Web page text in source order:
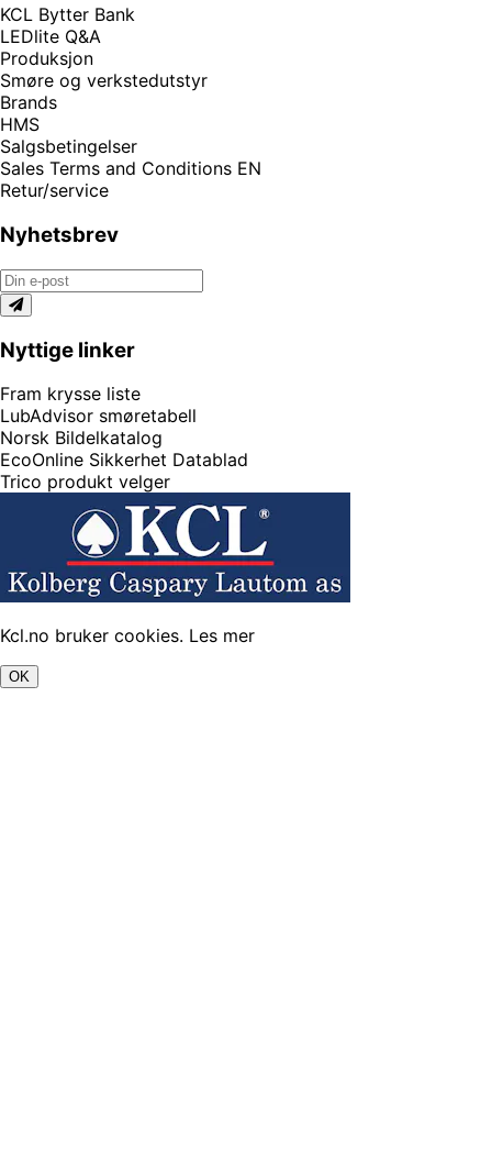
KCL Bytter Bank
LEDlite Q&A
Produksjon
Smøre og verkstedutstyr
Brands
HMS
Salgsbetingelser
Sales Terms and Conditions EN
Retur/service
Nyhetsbrev
Nyttige linker
Fram krysse liste
LubAdvisor smøretabell
Norsk Bildelkatalog
EcoOnline Sikkerhet Datablad
Trico produkt velger
Kcl.no bruker cookies. Les mer
OK